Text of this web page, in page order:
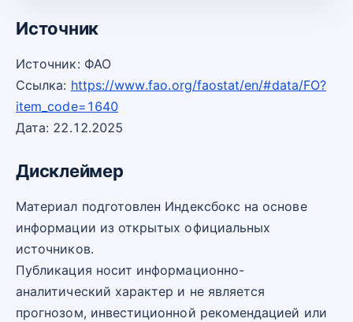
Источник
Источник: ФАО
Ссылка: https://www.fao.org/faostat/en/#data/FO?
item_code=1640
Дата: 22.12.2025
Дисклеймер
Материал подготовлен Индексбокс на основе
информации из открытых официальных
источников.
Публикация носит информационно-
аналитический характер и не является
прогнозом, инвестиционной рекомендацией или